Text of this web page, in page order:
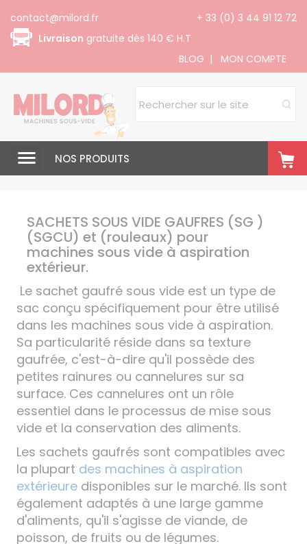
+ 33 (0) 3 44 91 12 72
contact@milord.fr
Livraison gratuite dès 140 € H.T
BLOG | MON COMPTE
NOS PRODUITS
SACHETS SOUS VIDE GAUFRES (SG )
(SGCU) et (rouleaux) pour
machines sous vide à aspiration
extérieur.
Le sachet gaufré sous vide est un type de
sac conçu spécifiquement pour être utilisé
dans les machines sous vide à aspiration.
Sa particularité réside dans sa texture
gaufrée, c'est-à-dire qu'il possède des
petites rainures ou cannelures sur sa
surface. Ces cannelures ont un rôle
essentiel dans le processus de mise sous
vide et la conservation des aliments.
Les sachets gaufrés sont compatibles avec
la plupart des machines à aspiration
extérieuredisponibles sur le marché. Ils sont
également adaptés à une large gamme
d'aliments, qu'il s'agisse de viande, de
poisson, de fruits ou de légumes.